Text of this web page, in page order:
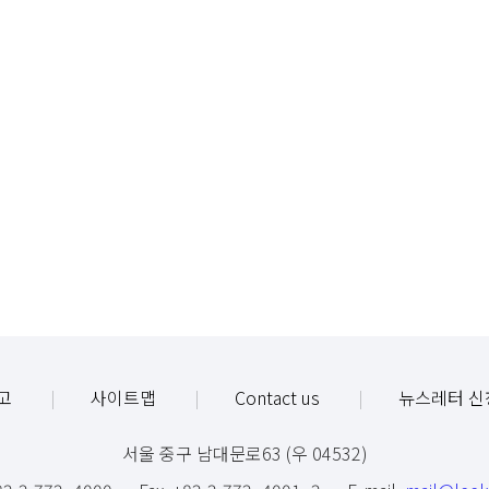
사이트맵 Contact us 뉴스레터
서울 중구 남대문로63 (우 04532)